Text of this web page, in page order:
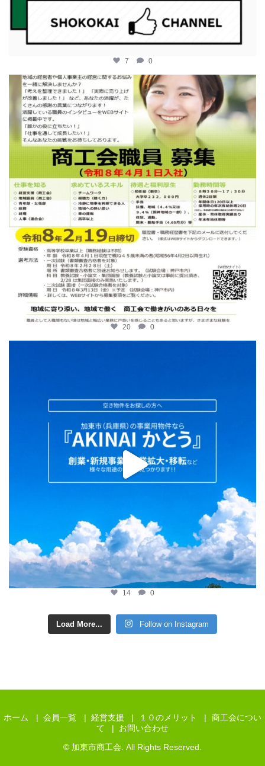
7 0
katosci
2月 12
20 0
14 0
Load More... Follow on Instagram
ホーム 会員一覧 経営支援 １０のメリット
商工会につい
て
お問い合わせ
© 加東市商工会. All Rights Reserved.